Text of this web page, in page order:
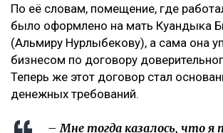
По её словам, помещение, где
было оформлено на мать Куандыка
(Альмиру Нурлыбекову), а сама она
бизнесом по договору
Теперь же этот договор стал
денежных требований.
– Мне тогда казалось, что я